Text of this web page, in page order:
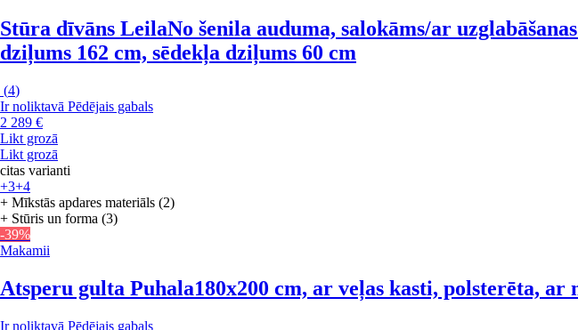
Stūra dīvāns LeilaNo šenila auduma, salokāms/ar
dziļums 162 cm, sēdekļa dziļums 60 cm
(4)
Ir noliktavā Pēdējais gabals
2 289 €
Likt grozā
Likt grozā
citas varianti
+3+4
+ Mīkstās apdares materiāls (2)
+ Stūris un forma (3)
-39%
Makamii
Atsperu gulta Puhala180x200 cm, ar veļas kasti, polsterēta,
Ir noliktavā Pēdējais gabals